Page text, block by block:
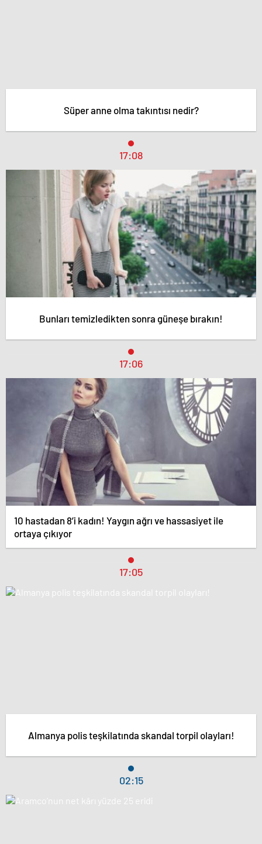
Süper anne olma takıntısı nedir?
17:08
Bunları temizledikten sonra güneşe bırakın!
17:06
10 hastadan 8’i kadın! Yaygın ağrı ve hassasiyet ile
ortaya çıkıyor
17:05
Almanya polis teşkilatında skandal torpil olayları!
02:15